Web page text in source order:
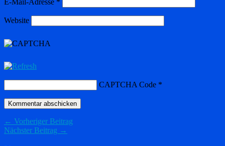
E-Mail-Adresse *
Website
CAPTCHA Code *
← Vorheriger Beitrag
Nächster Beitrag →